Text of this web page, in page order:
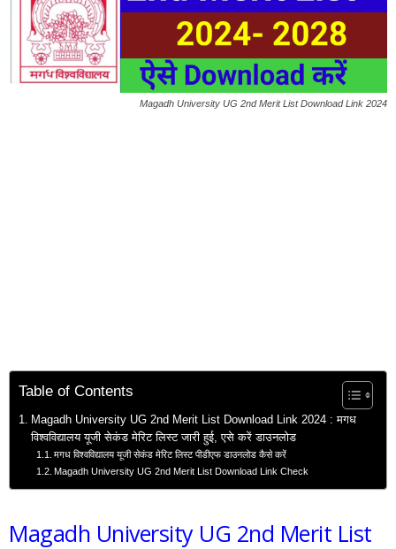
Magadh University UG 2nd Merit List Download Link 2024
Table of Contents
Magadh University UG 2nd Merit List Download Link 2024 : मगध
विश्वविद्यालय यूजी सेकंड मेरिट लिस्ट जारी हुई, एसे करें डाउनलोड
मगध विश्वविद्यालय यूजी सेकंड मेरिट लिस्ट पीडीएफ डाउनलोड कैसे करें
Magadh University UG 2nd Merit List Download Link Check
Magadh University UG 2nd Merit List